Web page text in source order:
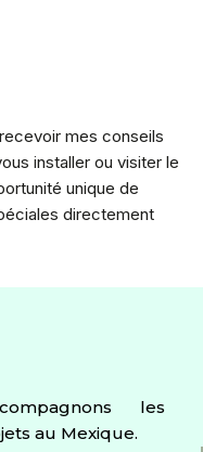
mes conseils
installer ou visiter le
unique de
directement
les
au Mexique.